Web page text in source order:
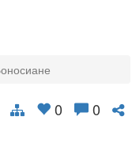
0 0